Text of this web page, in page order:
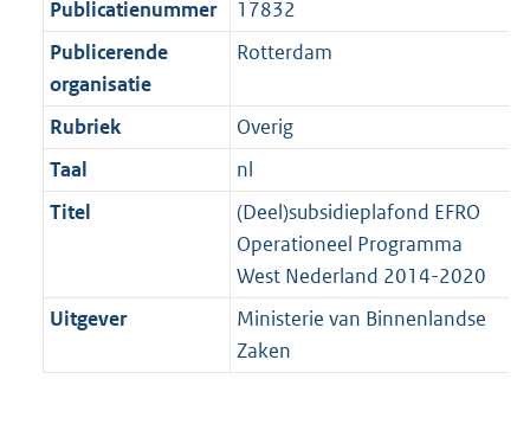
Publicatienummer
17832
Publicerende
organisatie
Rotterdam
Rubriek
Overig
Taal
nl
Titel
(Deel)subsidieplafond EFRO
Operationeel Programma
West Nederland 2014-2020
Uitgever
Ministerie van Binnenlandse
Zaken